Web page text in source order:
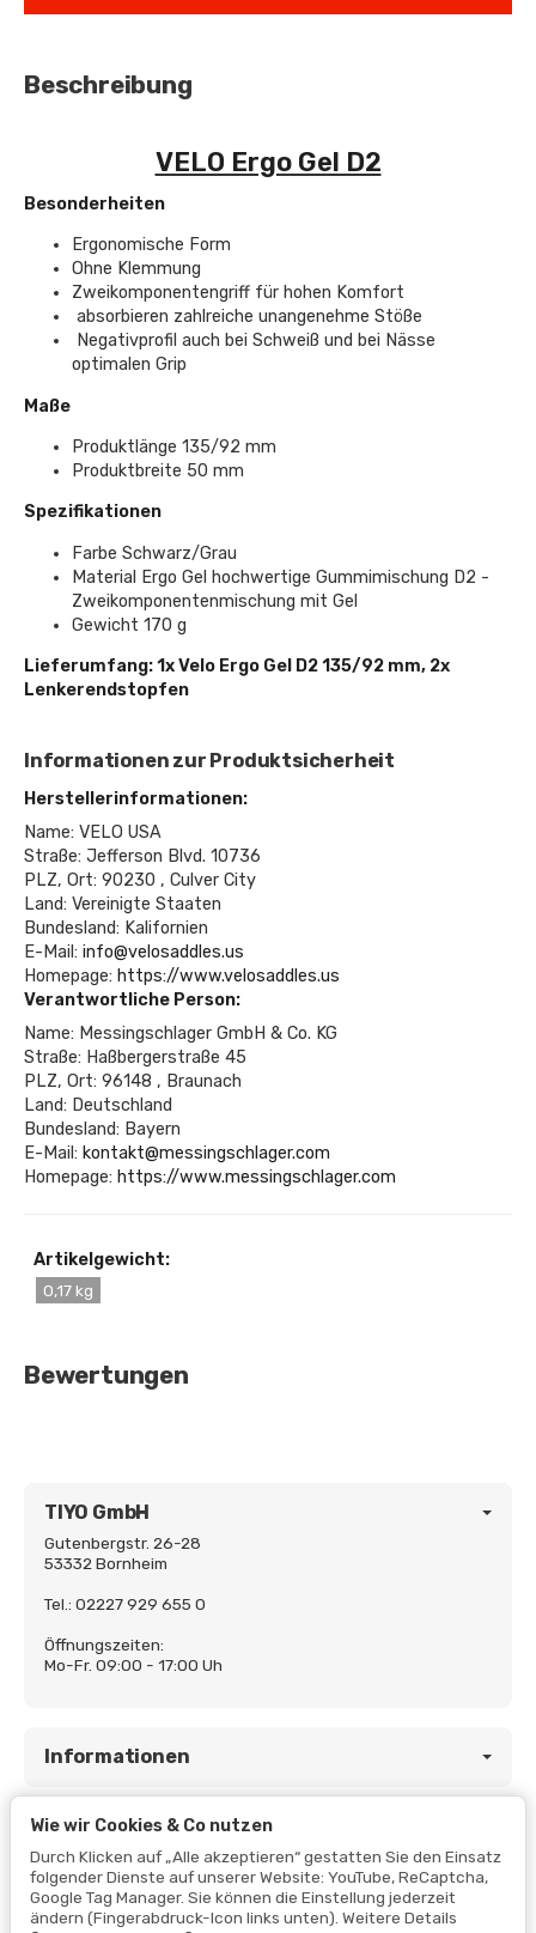
Beschreibung
VELO Ergo Gel D2
Besonderheiten
Ergonomische Form
Ohne Klemmung
Zweikomponentengriff für hohen Komfort
absorbieren zahlreiche unangenehme Stöße
Negativprofil auch bei Schweiß und bei Nässe
optimalen Grip
Maße
Produktlänge 135/92 mm
Produktbreite 50 mm
Spezifikationen
Farbe Schwarz/Grau
Material Ergo Gel hochwertige Gummimischung D2 -
Zweikomponentenmischung mit Gel
Gewicht 170 g
Lieferumfang: 1x Velo Ergo Gel D2 135/92 mm, 2x
Lenkerendstopfen
Informationen zur Produktsicherheit
Herstellerinformationen:
Name: VELO USA
Straße: Jefferson Blvd. 10736
PLZ, Ort: 90230 , Culver City
Land: Vereinigte Staaten
Bundesland: Kalifornien
E-Mail: info@velosaddles.us
Homepage: https://www.velosaddles.us
Verantwortliche Person:
Name: Messingschlager GmbH & Co. KG
Straße: Haßbergerstraße 45
PLZ, Ort: 96148 , Braunach
Land: Deutschland
Bundesland: Bayern
E-Mail: kontakt@messingschlager.com
Homepage: https://www.messingschlager.com
Artikelgewicht:
0,17 kg
Bewertungen
TIYO GmbH
Gutenbergstr. 26-28
53332 Bornheim
Tel.: 02227 929 655 0
Öffnungszeiten:
Mo-Fr. 09:00 - 17:00 Uh
Informationen
Gesetzliche Informationen
Wie wir Cookies & Co nutzen
Durch Klicken auf „Alle akzeptieren“ gestatten Sie den Einsatz
folgender Dienste auf unserer Website: YouTube, ReCaptcha,
Google Tag Manager. Sie können die Einstellung jederzeit
ändern (Fingerabdruck-Icon links unten). Weitere Details